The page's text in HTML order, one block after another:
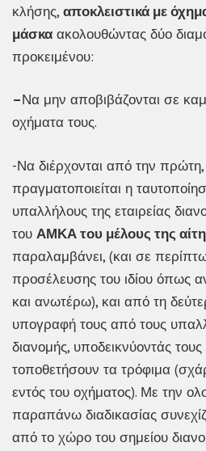
κλήσης, αποκλειστικά με
μάσκα ακολουθώντας δύο
προκειμένου:
–Να μην αποβιβάζονται σε
οχήματα τους.
-Να διέρχονται από την πρώτη,
πραγματοποιείται η
υπαλλήλους της εταιρείας
του ΑΜΚΑ του μέλους της
παραλαμβάνει, (και σε
προσέλευσης του ιδίου όπως
και ανωτέρω), και από τη
υπογραφή τους από τους
διανομής, υποδεικνύοντάς
τοποθετήσουν τα τρόφιμα
εντός του οχήματος). Με την
παραπάνω διαδικασίας
από το χώρο του σημείου